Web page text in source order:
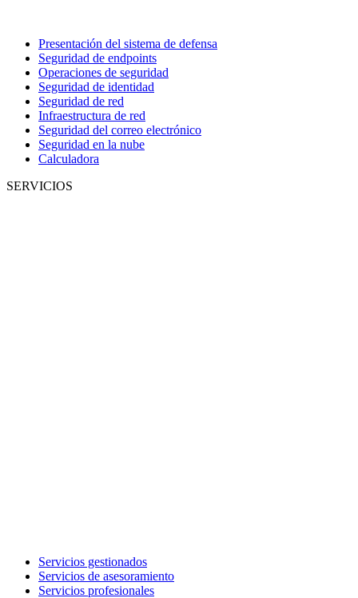
Presentación del sistema de defensa
Seguridad de endpoints
Operaciones de seguridad
Seguridad de identidad
Seguridad de red
Infraestructura de red
Seguridad del correo electrónico
Seguridad en la nube
Calculadora
SERVICIOS
Servicios gestionados
Servicios de asesoramiento
Servicios profesionales